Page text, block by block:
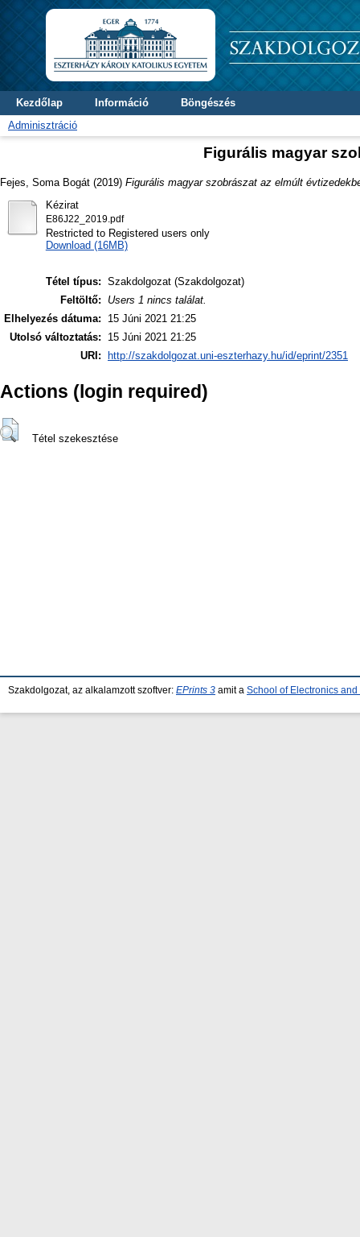
Kezdőlap Információ
Böngészés
Adminisztráció
Figurális magyar
Fejes, Soma Bogát (2019) Figurális magyar szobrászat az elmúlt
Kézirat
E86J22_2019.pdf
Restricted to Registered users only
Download (16MB)
Tétel típus: Szakdolgozat (Szakdolgozat)
Feltöltő:
Users 1 nincs találat.
Elhelyezés dátuma:
15 Júni 2021 21:25
Utolsó változtatás:
15 Júni 2021 21:25
URI:
http://szakdolgozat.uni-eszterhazy.hu/id/eprint/2351
Actions (login required)
Tétel szekesztése
Szakdolgozat, az alkalamzott szoftver: EPrints 3 amit a School of Electronics